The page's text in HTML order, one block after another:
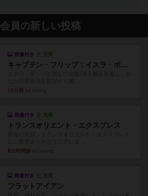
会員の新しい投稿
画像付き 充実
キャプテン・フリップ：イスラ・ボンバ
18分前
画像付き 充実
トランスオリエント・エクスプレス
約1時間前
画像付き 充実
フラットアイアン